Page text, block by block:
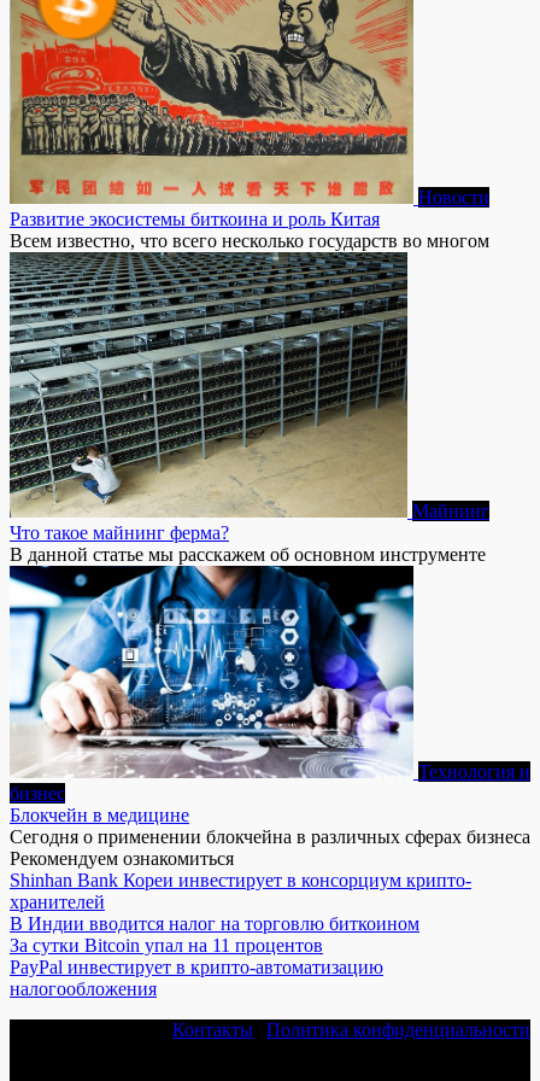
Новости
Развитие экосистемы биткоина и роль Китая
Всем известно, что всего несколько государств во многом
Майнинг
Что такое майнинг ферма?
В данной статье мы расскажем об основном инструменте
Технология и
бизнес
Блокчейн в медицине
Сегодня о применении блокчейна в различных сферах бизнеса
Рекомендуем ознакомиться
Shinhan Bank Кореи инвестирует в консорциум крипто-
хранителей
В Индии вводится налог на торговлю биткоином
За сутки Bitcoin упал на 11 процентов
PayPal инвестирует в крипто-автоматизацию
налогообложения
Контакты
Политика конфиденциальности